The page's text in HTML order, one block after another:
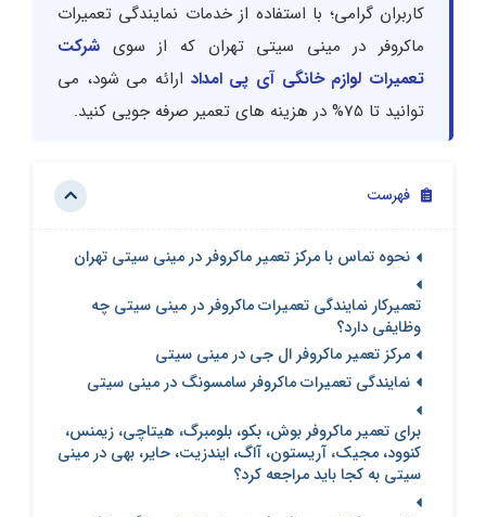
کاربران گرامی؛ با استفاده از خدمات نمایندگی تعمیرات
ماکروفر در مینی سیتی تهران که از سوی شرکت
تعمیرات لوازم خانگی آی پی امداد ارائه می شود، می
توانید تا 75% در هزینه های تعمیر صرفه جویی کنید.
فهرست
نحوه تماس با مرکز تعمیر ماکروفر در مینی سیتی تهران
تعمیرکار نمایندگی تعمیرات ماکروفر در مینی سیتی چه
وظایفی دارد؟
مرکز تعمیر ماکروفر ال جی در مینی سیتی
نمایندگی تعمیرات ماکروفر سامسونگ در مینی سیتی
برای تعمیر ماکروفر بوش، بکو، بلومبرگ، هیتاچی، زیمنس،
کنوود، مجیک، آریستون، آاگ، ایندزیت، حایر، بهی در مینی
سیتی به کجا باید مراجعه کرد؟